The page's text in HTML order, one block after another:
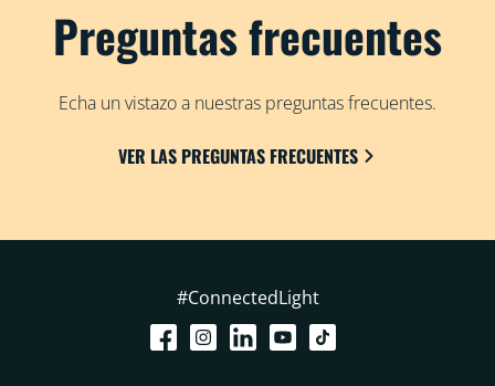
Preguntas frecuentes
Echa un vistazo a nuestras preguntas frecuentes.
VER LAS PREGUNTAS FRECUENTES
#ConnectedLight